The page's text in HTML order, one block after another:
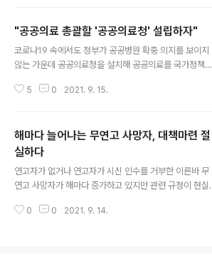
가 노력해 달라”고 말했다. 최근 위기감이 높아진 원숭이두
창과 ‘편견과 차별’은 어떤 관계가 있는 것일까. 임 단장이
말한 구절에 해답이 있다. “감염병 환자에 대한 편견과 사
심환자를 숨게 만들어서 감염병 피해를 더욱 키울 수 있
"공공의료 총괄할 '공공의료청' 설립하자"
코로나19 속에서도 정부가 공공병원 확충 의지를 보이지
않는 가운데 공공의료청을 설치해 공공의료를 국가정책으
환을 목표로 출범한 ‘공공의료포럼’이 14일 주최한 토론회
공공병원을 총괄하는 ‘공공의료청’을 설치해야 한다”고 주
장했다. 그는 공공병원 설립 재원 마련으로는 “건강증진기
금의 40~50%를 의무 할당할 경우 매년 1조 5000억원
가량을 확보할 수 있다”고 제안했다. 나 교수는 지방자치단
체의 인식 전환을 위한 방향도 제시했다. 그는 “행정안전부
가 지방교부세를 산정할때 보건의료분야에 현행 인구수에
5 0 2021. 9. 15.
해마다 늘어나는 무연고 사망자, 대책마련 절
실하다
연고자가 없거나 연고자가 시신 인수를 거부한 이른바 무
연고 사망자가 해마다 증가하고 있지만 관련 규정이 현실
나타났다. 10일 국회입법조사처가 펴낸 ‘무연고 사망자 장
0 0 2021. 9. 14.